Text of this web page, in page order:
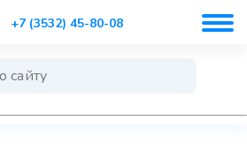
+7 (3532) 45-80-08